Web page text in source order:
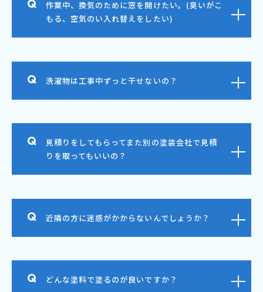
作業中、換気のために窓を開けたい。(臭いがこ
もる、空気のい入れ替えをしたい)
洗濯物は工事中ずっと干せないの？
見積りをしてもらってまた別の塗装会社で見積
りを取ってもいいの？
近隣の方に迷惑がかからないんでしょうか？
どんな塗料で塗るのが良いですか？